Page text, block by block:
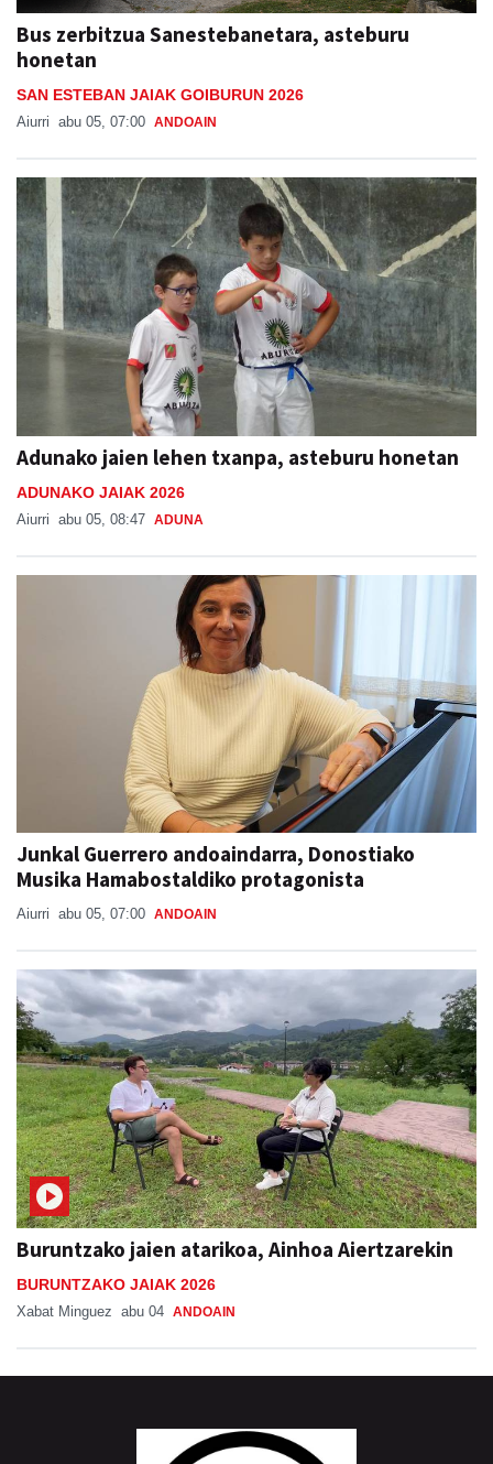
Bus zerbitzua Sanestebanetara, asteburu
honetan
SAN ESTEBAN JAIAK GOIBURUN 2026
Aiurri abu 05, 07:00 ANDOAIN
Adunako jaien lehen txanpa, asteburu honetan
ADUNAKO JAIAK 2026
Aiurri abu 05, 08:47 ADUNA
Junkal Guerrero andoaindarra, Donostiako
Musika Hamabostaldiko protagonista
Aiurri abu 05, 07:00 ANDOAIN
Buruntzako jaien atarikoa, Ainhoa Aiertzarekin
BURUNTZAKO JAIAK 2026
Xabat Minguez abu 04 ANDOAIN